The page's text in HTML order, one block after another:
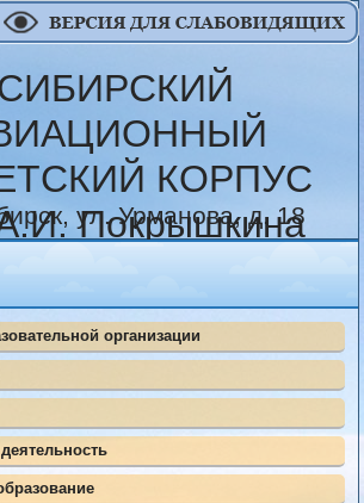
КОРПУС
Покрышкина
ул. Урманова, д. 18
организации